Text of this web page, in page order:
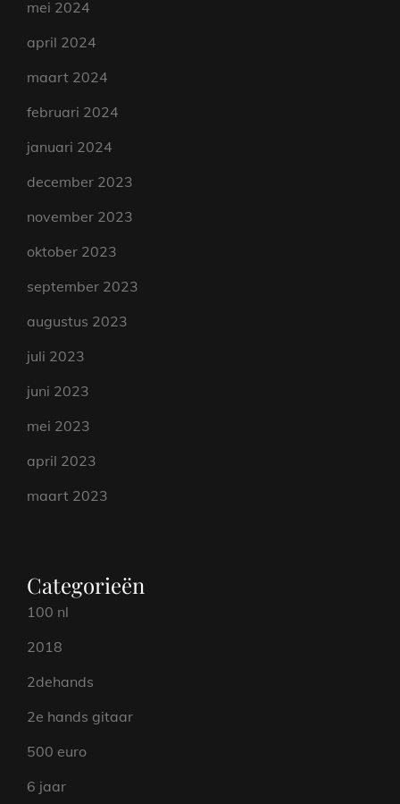
mei 2024
april 2024
maart 2024
februari 2024
januari 2024
december 2023
november 2023
oktober 2023
september 2023
augustus 2023
juli 2023
juni 2023
mei 2023
april 2023
maart 2023
Categorieën
100 nl
2018
2dehands
2e hands gitaar
500 euro
6 jaar